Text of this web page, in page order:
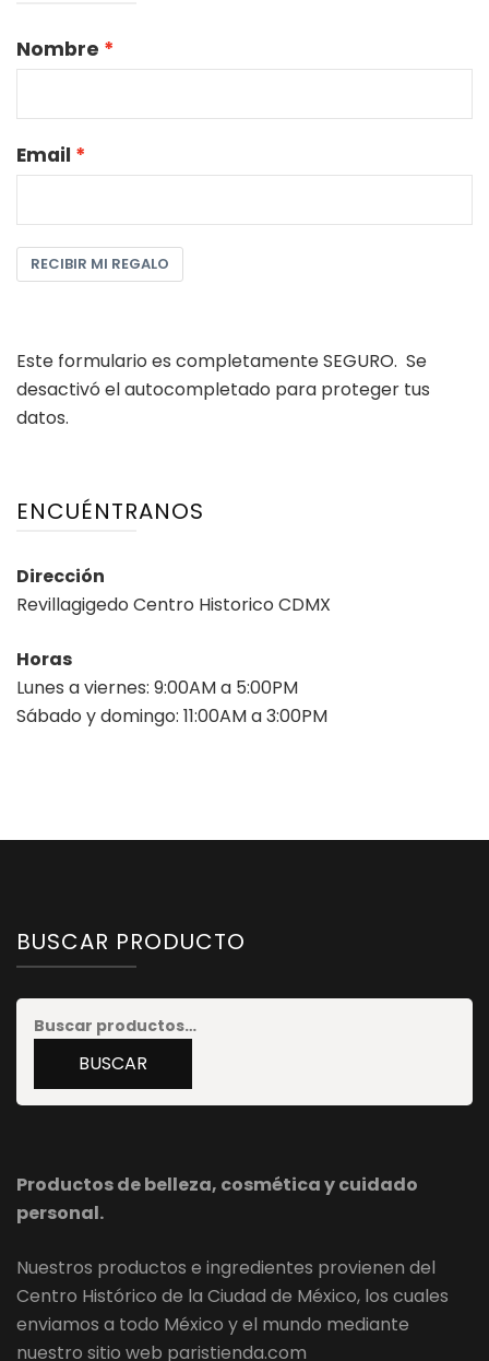
Nombre
Email
RECIBIR MI REGALO
Este formulario es completamente SEGURO. Se
desactivó el autocompletado para proteger tus
datos.
ENCUÉNTRANOS
Dirección
Revillagigedo Centro Historico CDMX
Horas
Lunes a viernes: 9:00AM a 5:00PM
Sábado y domingo: 11:00AM a 3:00PM
BUSCAR PRODUCTO
BUSCAR
Productos de belleza, cosmética y cuidado
personal.
Nuestros productos e ingredientes provienen del
Centro Histórico de la Ciudad de México, los cuales
enviamos a todo México y el mundo mediante
nuestro sitio web paristienda.com